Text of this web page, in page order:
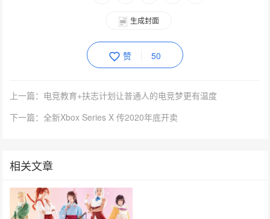
生成封面
赞 50
上一篇：电竞教育+扶志计划让普通人的电竞梦更有温度
下一篇：全新Xbox Series X 传2020年底开卖
相关文章